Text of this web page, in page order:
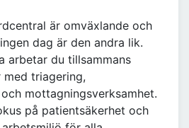
är omväxlande och
dag är den andra lik.
arbetar du tillsammans
triagering,
mottagningsverksamhet.
på patientsäkerhet och